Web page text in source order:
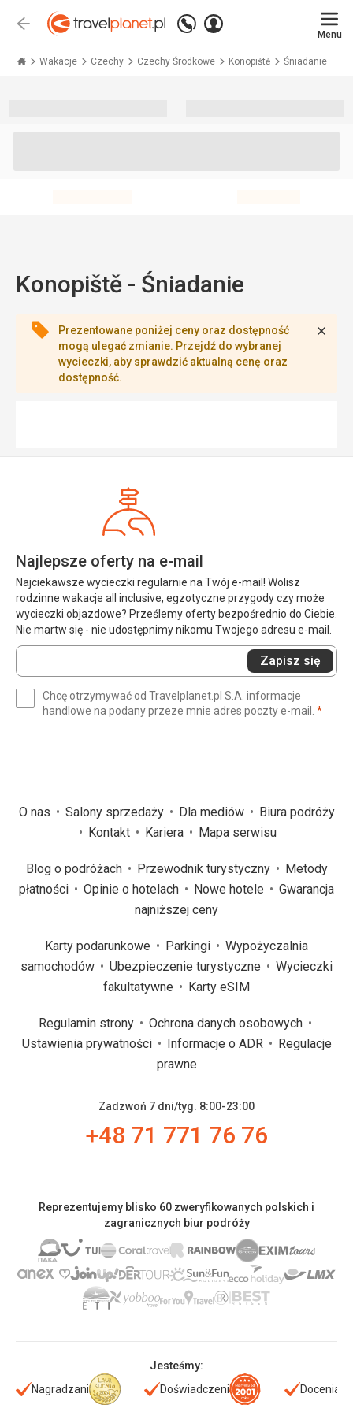
Wstecz
Zadzwoń
+48 71 771 76 55
Zaloguj
Menu
Wakacje Czechy Czechy Środkowe Konopiště Śniadanie
Konopiště - Śniadanie
Prezentowane poniżej ceny oraz dostępność
mogą ulegać zmianie. Przejdź do wybranej
wycieczki, aby sprawdzić aktualną cenę oraz
dostępność.
Najlepsze oferty na e-mail
Najciekawsze wycieczki regularnie na Twój e-mail! Wolisz
rodzinne wakacje all inclusive, egzotyczne przygody czy może
wycieczki objazdowe? Prześlemy oferty bezpośrednio do Ciebie.
Nie martw się - nie udostępnimy nikomu Twojego adresu e-mail.
Wprowadź
swój
(wymagane)
Zapisz się
Chcę otrzymywać od Travelplanet.pl S.A. informacje
handlowe na podany przeze mnie adres poczty e-mail. *
O nas Salony sprzedaży Dla mediów
Biura podróży
Kontakt
Kariera Mapa serwisu
Blog o podróżach Przewodnik turystyczny
Metody
płatności
Opinie o hotelach Nowe hotele
Gwarancja
najniższej ceny
Karty podarunkowe Parkingi
Wypożyczalnia
samochodów
Ubezpieczenie turystyczne
Wycieczki
fakultatywne
Karty eSIM
Regulamin strony
Ochrona danych osobowych
Ustawienia prywatności
Informacje o ADR
Regulacje
prawne
Zadzwoń 7 dni/tyg. 8:00-23:00
+48 71 771 76 76
Reprezentujemy blisko 60 zweryfikowanych polskich i
zagranicznych biur podróży
Jesteśmy:
Nagradzani
Doświadczeni Doceniani